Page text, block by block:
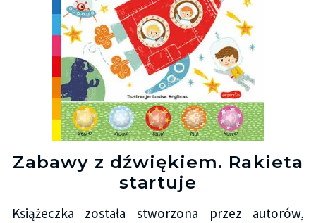
Zabawy z dźwiękiem. Rakieta
startuje
Książeczka została stworzona przez autorów,